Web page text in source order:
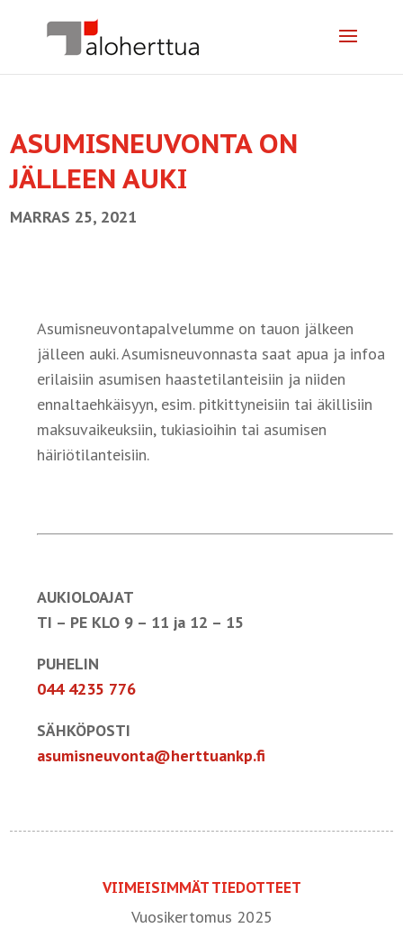
ASUMISNEUVONTA ON
JÄLLEEN AUKI
MARRAS 25, 2021
Asumisneuvontapalvelumme on tauon jälkeen
jälleen auki. Asumisneuvonnasta saat apua ja infoa
erilaisiin asumisen haastetilanteisiin ja niiden
ennaltaehkäisyyn, esim. pitkittyneisiin tai äkillisiin
maksuvaikeuksiin, tukiasioihin tai asumisen
häiriötilanteisiin.
AUKIOLOAJAT
TI – PE KLO 9 – 11 ja 12 – 15
PUHELIN
044 4235 776
SÄHKÖPOSTI
asumisneuvonta@herttuankp.fi
VIIMEISIMMÄT TIEDOTTEET
Vuosikertomus 2025